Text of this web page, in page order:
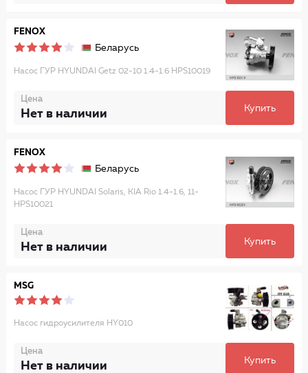
FENOX
Беларусь
Насос ГУР HYUNDAI Getz 02-10 1.4-1.6 HPS10019
Цена
Нет в наличии Купить
FENOX
Беларусь
Насос ГУР HYUNDAI Solaris, KIA Rio 1.4-1.6, 11-
HPS10021
Цена
Нет в наличии Купить
MSG
Насос гидроусилителя HY010
Цена
Нет в наличии Купить